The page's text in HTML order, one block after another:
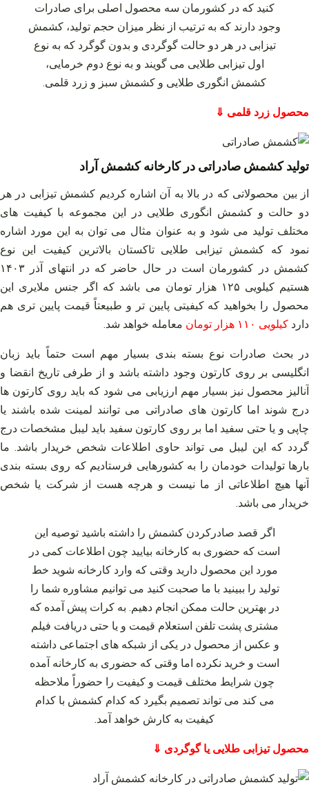
کنید که در کشورمان سه محصول اصلی برای صادرات
وجود دارند که به ترتیب از نظر میزان حجم تولید، کشمش
تیزابی در هر دو حالت گوگردی و بدون گوگرد که به نوع
اول تیزابی طلایی می‌ گویند و به نوع دوم خرمایی،
کشمش انگوری طلایی و کشمش سبز و زرد قلمی.
محصول زرد قلمی ⇓
تولید کشمش صادراتی در کارخانه کشمش آراد
از بین محصولاتی که در بالا به آن اشاره کردیم کشمش تیزابی در هر
دو حالت و کشمش انگوری طلایی در این مجموعه با کیفیت‌ های
مختلف تولید می‌ شود و به عنوان مثال می‌ توان به این مورد اشاره
نمود که کشمش تیزابی طلایی تاکستان بالاترین کیفیت این نوع
کشمش در کشورمان است در حال حاضر که در انتهای آذر ۱۴۰۳
هستیم کیلویی ۱۲۵ هزار تومان می‌ باشد که اگر جنس ملایری این
محصول را بخواهید که کیفیتی پایین‌ تر و طبیعتاً قیمت پایین‌ تری هم
دارد کیلویی ۱۱۰ هزار تومان معامله خواهد شد.
در بحث صادرات نوع بسته‌ بندی بسیار مهم است حتماً باید زبان
انگلیسی بر روی کارتون وجود داشته باشد و از طرفی تاریخ انقضا و
آنالیز محصول نیز بسیار مهم ارزیابی می‌ شود که باید روی کارتون‌ ها
درج شوند اما کارتون‌ های صادراتی می‌ توانند لمینت شده باشند یا
چاپی و یا حتی سفید اما بر روی کارتون سفید باید لیبل مشخصات درج
گردد که این لیبل می‌ تواند حاوی اطلاعات شخص خریدار باشد. ما
بارها تولیدات خودمان را به کشورهایی فرستادیم که روی بسته‌ بندی
آنها هیچ اطلاعاتی از ما نیست و هرچه هست از شرکت یا شخص
خریدار می‌ باشد.
اگر قصد صادرکردن کشمش را داشته باشید توصیه این
است که حضوری به کارخانه بیایید چون اطلاعات کمی در
مورد این محصول دارید وقتی که وارد کارخانه شوید خط
تولید را ببینید با ما صحبت کنید می‌ توانیم مشاوره شما را
در بهترین حالت ممکن انجام دهیم. به کرات پیش آمده که
مشتری پشت تلفن استعلام قیمت و یا حتی دریافت فیلم
و عکس از محصول در یکی از شبکه‌ های اجتماعی داشته
است و خرید نکرده اما وقتی که حضوری به کارخانه آمده
چون شرایط مختلف قیمت و کیفیت را حضوراً ملاحظه
می‌ کند می‌ تواند تصمیم بگیرد که کدام کشمش با کدام
کیفیت به کارش خواهد آمد.
محصول تیزابی طلایی یا گوگردی ⇓